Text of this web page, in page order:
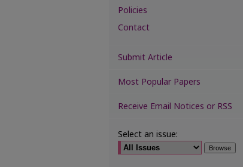
Policies
Contact
Submit Article
Most Popular Papers
Receive Email Notices or RSS
Select an issue: